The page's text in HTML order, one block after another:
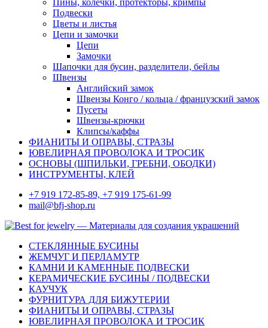
Пины, колечки, протекторы, кримпы
Подвески
Цветы и листья
Цепи и замочки
Цепи
Замочки
Шапочки для бусин, разделители, бейлы
Швензы
Английский замок
Швензы Конго / кольца / французский замок
Пусеты
Швензы-крючки
Клипсы/каффы
ФИАНИТЫ И ОПРАВЫ, СТРАЗЫ
ЮВЕЛИРНАЯ ПРОВОЛОКА И ТРОСИК
ОСНОВЫ (ШПИЛЬКИ, ГРЕБНИ, ОБОДКИ)
ИНСТРУМЕНТЫ, КЛЕЙ
+7 919 172-85-89, +7 919 175-61-99
mail@bfj-shop.ru
СТЕКЛЯННЫЕ БУСИНЫ
ЖЕМЧУГ И ПЕРЛАМУТР
КАМНИ И КАМЕННЫЕ ПОДВЕСКИ
КЕРАМИЧЕСКИЕ БУСИНЫ / ПОДВЕСКИ
КАУЧУК
ФУРНИТУРА ДЛЯ БИЖУТЕРИИ
ФИАНИТЫ И ОПРАВЫ, СТРАЗЫ
ЮВЕЛИРНАЯ ПРОВОЛОКА И ТРОСИК